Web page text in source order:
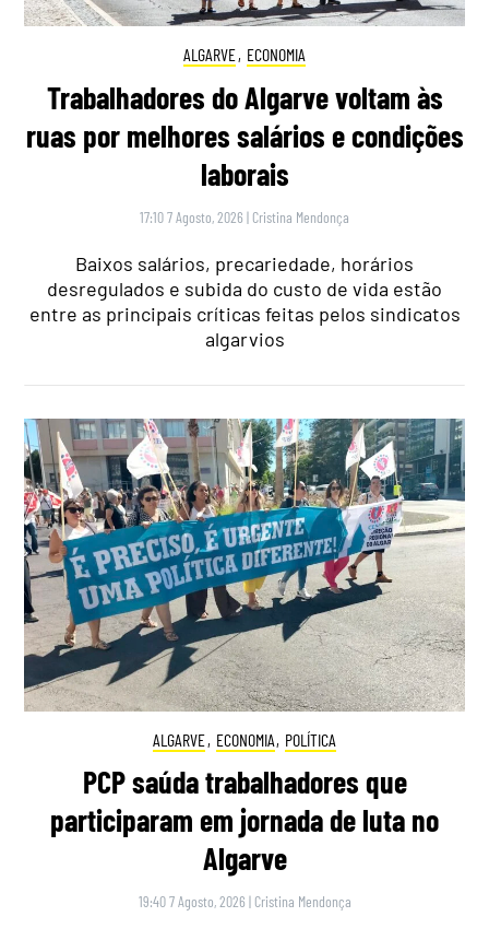
ALGARVE, ECONOMIA
Trabalhadores do Algarve voltam às
ruas por melhores salários e condições
laborais
17:10 7 Agosto, 2026 | Cristina Mendonça
Baixos salários, precariedade, horários
desregulados e subida do custo de vida estão
entre as principais críticas feitas pelos sindicatos
algarvios
ALGARVE, ECONOMIA, POLÍTICA
PCP saúda trabalhadores que
participaram em jornada de luta no
Algarve
19:40 7 Agosto, 2026 | Cristina Mendonça